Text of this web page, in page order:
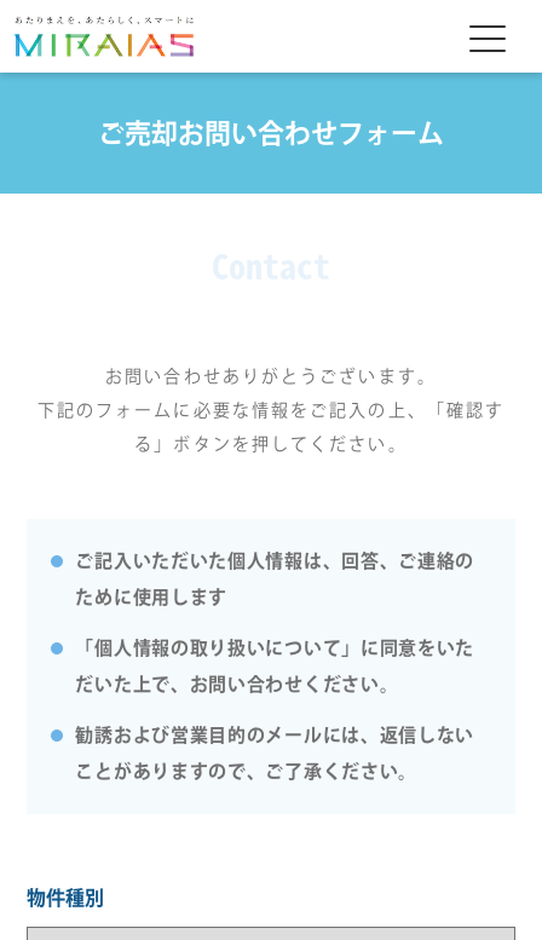
ご売却お問い合わせフォーム
お問い合わせありがとうございます。
下記のフォームに必要な情報をご記入の上、「確認す
る」ボタンを押してください。
ご記入いただいた個人情報は、回答、ご連絡の
ために使用します
「個人情報の取り扱いについて」に同意をいた
だいた上で、お問い合わせください。
勧誘および営業目的のメールには、返信しない
ことがありますので、ご了承ください。
物件種別